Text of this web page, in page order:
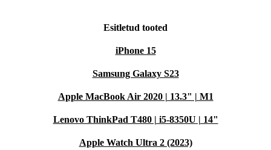
Esitletud tooted
iPhone 15
Samsung Galaxy S23
Apple MacBook Air 2020 | 13.3" | M1
Lenovo ThinkPad T480 | i5-8350U | 14"
Apple Watch Ultra 2 (2023)